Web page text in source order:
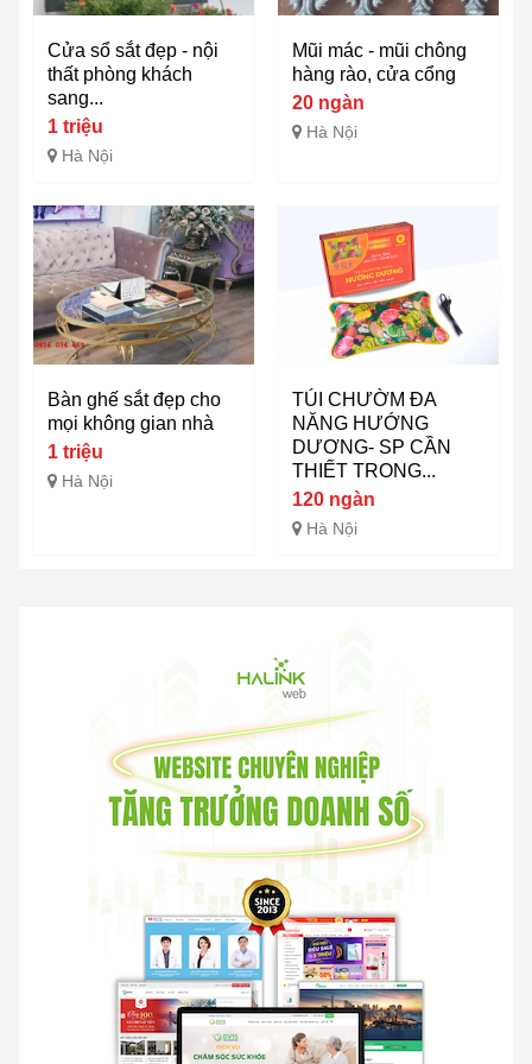
Cửa sổ sắt đẹp - nội
thất phòng khách
sang...
1 triệu
Hà Nội
Mũi mác - mũi chông
hàng rào, cửa cổng
20 ngàn
Hà Nội
Bàn ghế sắt đẹp cho
mọi không gian nhà
1 triệu
Hà Nội
TÚI CHƯỜM ĐA
NĂNG HƯỚNG
DƯƠNG- SP CẦN
THIẾT TRONG...
120 ngàn
Hà Nội